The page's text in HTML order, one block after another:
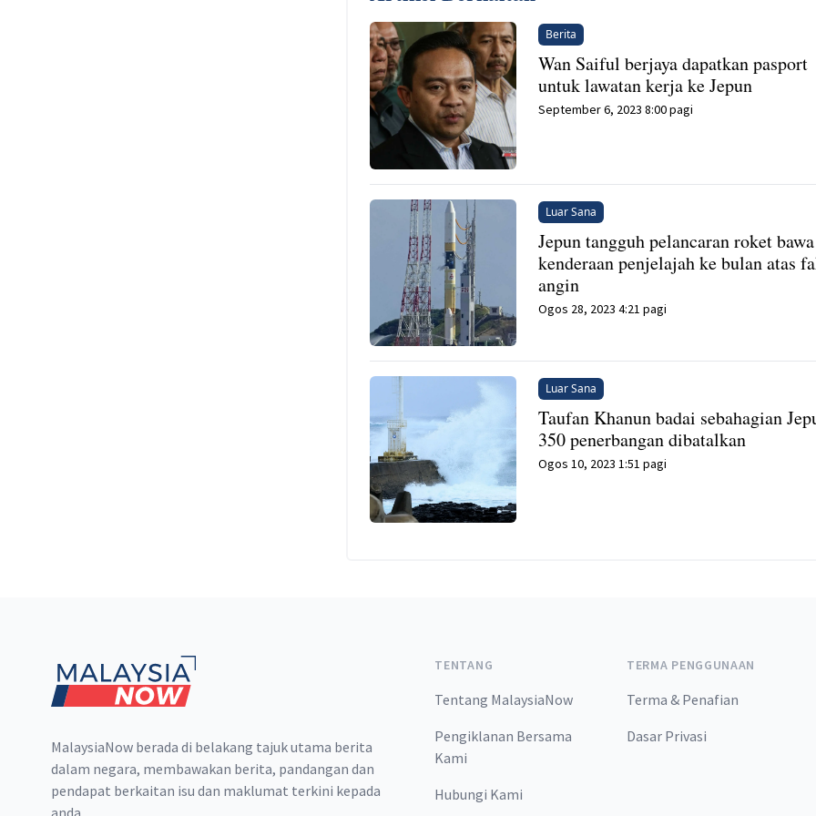
Berita
Wan Saiful berjaya dapatkan pasport
untuk lawatan kerja ke Jepun
September 6, 2023 8:00 pagi
Luar Sana
Jepun tangguh pelancaran roket bawa
kenderaan penjelajah ke bulan atas
angin
Ogos 28, 2023 4:21 pagi
Luar Sana
Taufan Khanun badai sebahagian
350 penerbangan dibatalkan
Ogos 10, 2023 1:51 pagi
MalaysiaNow berada di belakang tajuk utama berita
dalam negara, membawakan berita, pandangan dan
pendapat berkaitan isu dan maklumat terkini kepada
TENTANG
Tentang MalaysiaNow
Pengiklanan Bersama
Kami
Hubungi Kami
TERMA PENGGUNAAN
Terma & Penafian
Dasar Privasi